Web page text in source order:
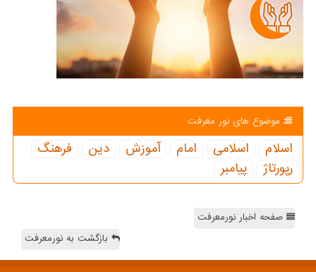
موضوع های نور معرفت
اسلام اسلامی امام آموزش دین
فرهنگ
رپورتاژ
پیامبر
صفحه اخبار نورمعرفت
بازگشت به نورمعرفت